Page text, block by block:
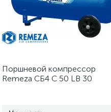
Поршневой компрессор
Remeza СБ4 C 50 LB 30